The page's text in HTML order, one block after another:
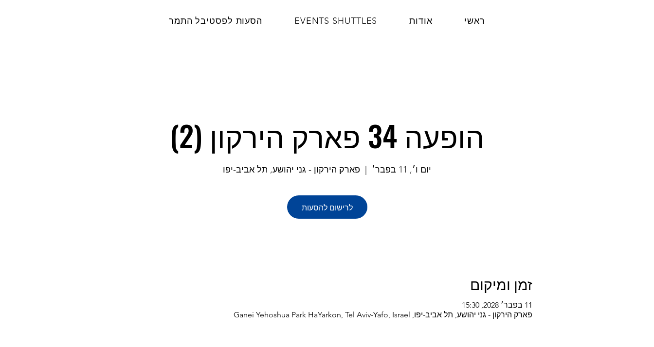
הסעות לפסטיבל התמר EVENTS SHUTTLES אודות ראשי
הופעה 34 פארק הירקון (2)
יום ו׳, 11 בפבר׳ פארק הירקון - גני יהושע, תל אביב-יפו
לרישום להסעות
זמן ומיקום
11 בפבר׳ 2028, 15:30
פארק הירקון - גני יהושע, תל אביב-יפו, Ganei Yehoshua Park HaYarkon, Tel Aviv-Yafo, Israel